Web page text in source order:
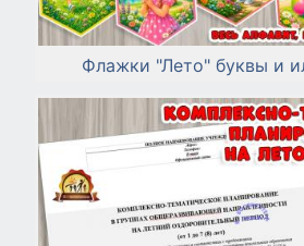
Флажки "Лето" буквы и